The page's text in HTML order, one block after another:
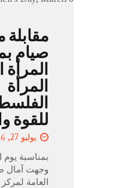
مقابلة
صيام
المرأة
المرأة
للقوة
يوليو 27, 2026
بمناسبة يوم
وجهت آمال
العامة